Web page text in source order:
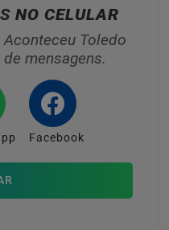
NO CELULAR
Toledo
mensagens.
Facebook